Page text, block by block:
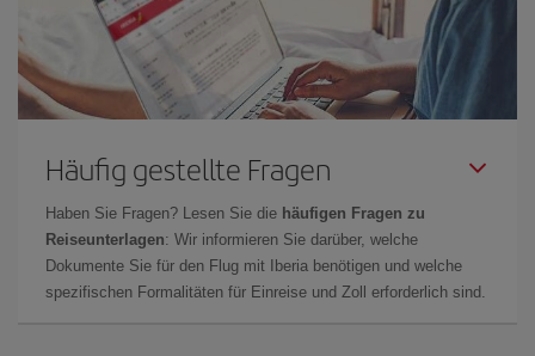
Häufig gestellte Fragen
Haben Sie Fragen? Lesen Sie die häufigen Fragen zu
Reiseunterlagen: Wir informieren Sie darüber, welche
Dokumente Sie für den Flug mit Iberia benötigen und welche
spezifischen Formalitäten für Einreise und Zoll erforderlich sind.